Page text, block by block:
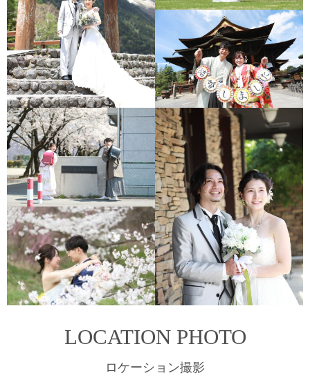
LOCATION PHOTO
ロケーション撮影